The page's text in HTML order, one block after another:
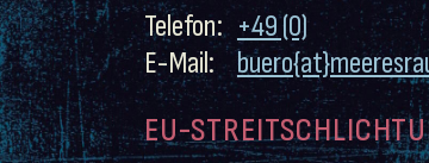
Telefon: +49 (0)
E-Mail:
EU-